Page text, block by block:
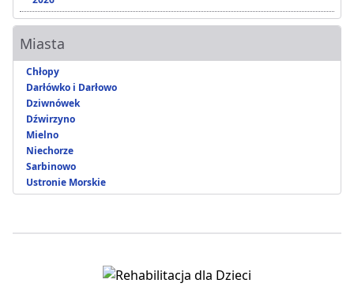
Miasta
Chłopy
Darłówko i Darłowo
Dziwnówek
Dźwirzyno
Mielno
Niechorze
Sarbinowo
Ustronie Morskie